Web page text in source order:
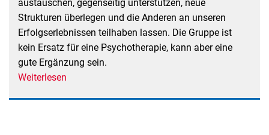
austauschen, gegenseitig unterstützen, neue
Strukturen überlegen und die Anderen an unseren
Erfolgserlebnissen teilhaben lassen. Die Gruppe ist
kein Ersatz für eine Psychotherapie, kann aber eine
gute Ergänzung sein.
Weiterlesen